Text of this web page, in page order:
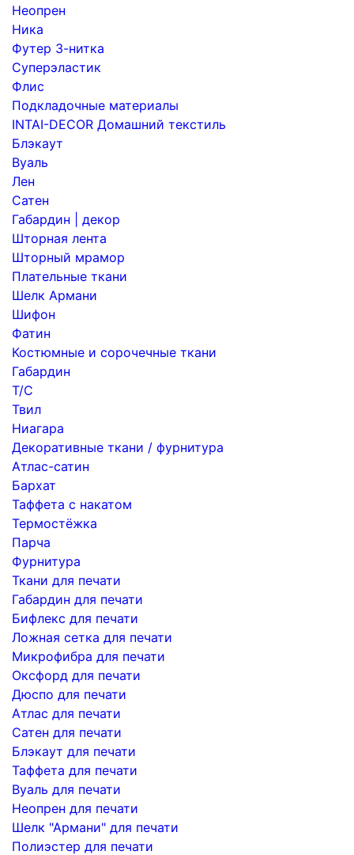
Неопрен
Ника
Футер 3-нитка
Суперэластик
Флис
Подкладочные материалы
INTAI-DECOR Домашний текстиль
Блэкаут
Вуаль
Лен
Сатен
Габардин | декор
Шторная лента
Шторный мрамор
Плательные ткани
Шелк Армани
Шифон
Фатин
Костюмные и сорочечные ткани
Габардин
Т/С
Твил
Ниагара
Декоративные ткани / фурнитура
Атлас-сатин
Бархат
Таффета с накатом
Термостёжка
Парча
Фурнитура
Ткани для печати
Габардин для печати
Бифлекс для печати
Ложная сетка для печати
Микрофибра для печати
Оксфорд для печати
Дюспо для печати
Атлас для печати
Сатен для печати
Блэкаут для печати
Таффета для печати
Вуаль для печати
Неопрен для печати
Шелк "Армани" для печати
Полиэстер для печати